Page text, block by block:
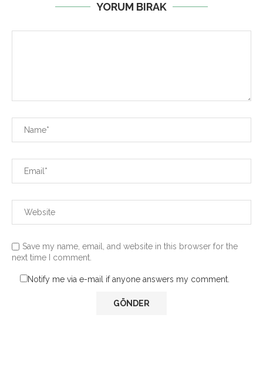
YORUM BIRAK
Save my name, email, and website in this browser for the
next time I comment.
Notify me via e-mail if anyone answers my comment.